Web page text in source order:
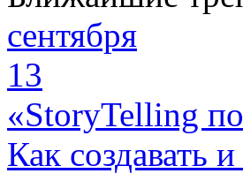
сентября
13
«StoryTelling
Как создавать